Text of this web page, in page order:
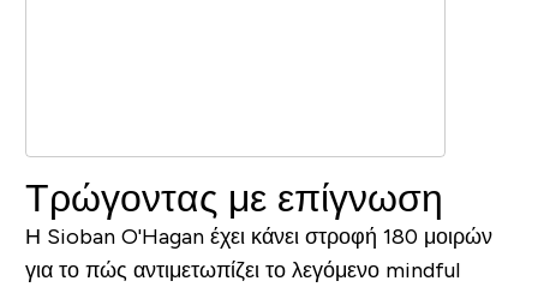
Τρώγοντας με επίγνωση
Η Sioban O'Hagan έχει κάνει στροφή 180 μοιρών
για το πώς αντιμετωπίζει το λεγόμενο mindful